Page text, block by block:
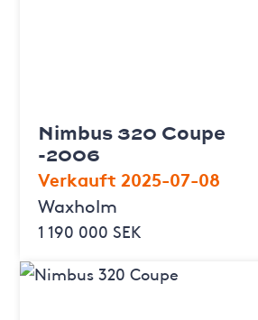
Nimbus 320 Coupe
-2006
Verkauft 2025-07-08
Waxholm
1 190 000 SEK